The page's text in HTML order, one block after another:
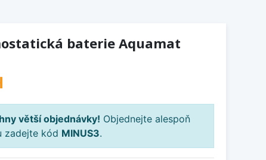
baterie Aquamat
větší objednávky! Objednejte alespoň
zadejte kód MINUS3.